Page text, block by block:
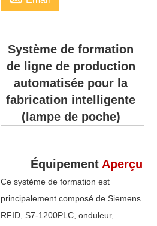
Système de formation
de ligne de production
automatisée pour la
fabrication intelligente
(lampe de poche)
Équipement Aperçu
Ce système de formation est
principalement composé de Siemens
RFID, S7-1200PLC, onduleur,